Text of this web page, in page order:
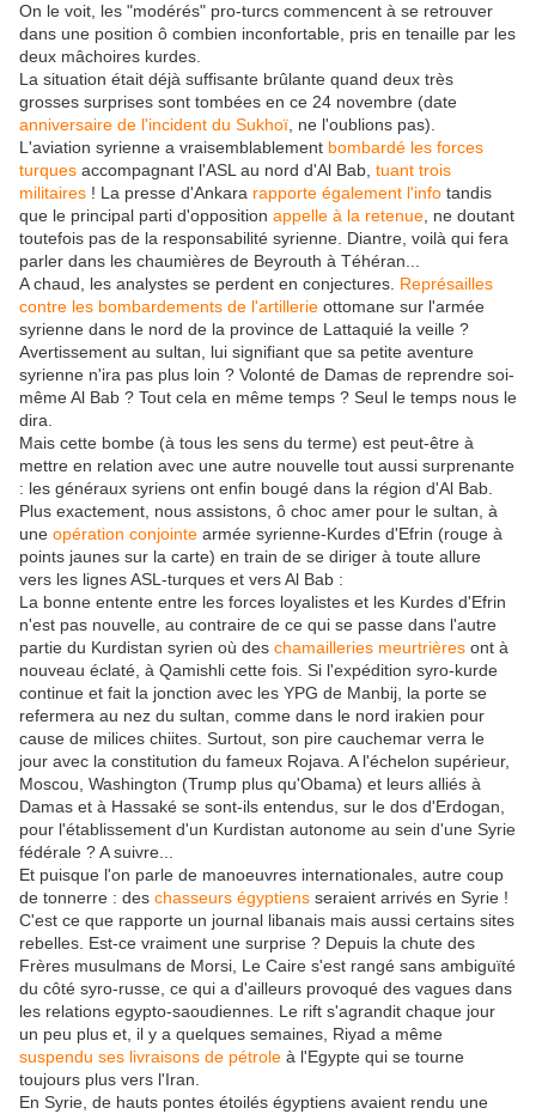
On le voit, les "modérés" pro-turcs commencent à se retrouver
dans une position ô combien inconfortable, pris en tenaille par les
deux mâchoires kurdes.
La situation était déjà suffisante brûlante quand deux très
grosses surprises sont tombées en ce 24 novembre (date
anniversaire de l'incident du Sukhoï , ne l'oublions pas).
L'aviation syrienne a vraisemblablement bombardé les forces
turques accompagnant l'ASL au nord d'Al Bab, tuant trois
militaires ! La presse d'Ankara rapporte également l'info tandis
que le principal parti d'opposition appelle à la retenue , ne doutant
toutefois pas de la responsabilité syrienne. Diantre, voilà qui fera
parler dans les chaumières de Beyrouth à Téhéran...
A chaud, les analystes se perdent en conjectures. Représailles
contre les bombardements de l'artillerie ottomane sur l'armée
syrienne dans le nord de la province de Lattaquié la veille ?
Avertissement au sultan, lui signifiant que sa petite aventure
syrienne n'ira pas plus loin ? Volonté de Damas de reprendre soi-
même Al Bab ? Tout cela en même temps ? Seul le temps nous le
dira.
Mais cette bombe (à tous les sens du terme) est peut-être à
mettre en relation avec une autre nouvelle tout aussi surprenante
: les généraux syriens ont enfin bougé dans la région d'Al Bab.
Plus exactement, nous assistons, ô choc amer pour le sultan, à
une opération conjointe armée syrienne-Kurdes d'Efrin (rouge à
points jaunes sur la carte) en train de se diriger à toute allure
vers les lignes ASL-turques et vers Al Bab :
La bonne entente entre les forces loyalistes et les Kurdes d'Efrin
n'est pas nouvelle, au contraire de ce qui se passe dans l'autre
partie du Kurdistan syrien où des chamailleries meurtrières ont à
nouveau éclaté, à Qamishli cette fois. Si l'expédition syro-kurde
continue et fait la jonction avec les YPG de Manbij, la porte se
refermera au nez du sultan, comme dans le nord irakien pour
cause de milices chiites. Surtout, son pire cauchemar verra le
jour avec la constitution du fameux Rojava. A l'échelon supérieur,
Moscou, Washington (Trump plus qu'Obama) et leurs alliés à
Damas et à Hassaké se sont-ils entendus, sur le dos d'Erdogan,
pour l'établissement d'un Kurdistan autonome au sein d'une Syrie
fédérale ? A suivre...
Et puisque l'on parle de manoeuvres internationales, autre coup
de tonnerre : des chasseurs égyptiens seraient arrivés en Syrie !
C'est ce que rapporte un journal libanais mais aussi certains sites
rebelles. Est-ce vraiment une surprise ? Depuis la chute des
Frères musulmans de Morsi, Le Caire s'est rangé sans ambiguïté
du côté syro-russe, ce qui a d'ailleurs provoqué des vagues dans
les relations egypto-saoudiennes. Le rift s'agrandit chaque jour
un peu plus et, il y a quelques semaines, Riyad a même
suspendu ses livraisons de pétrole à l'Egypte qui se tourne
toujours plus vers l'Iran.
En Syrie, de hauts pontes étoilés égyptiens avaient rendu une